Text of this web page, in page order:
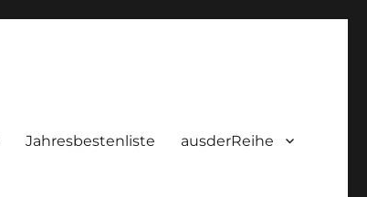
Jahresbestenliste ausderReihe